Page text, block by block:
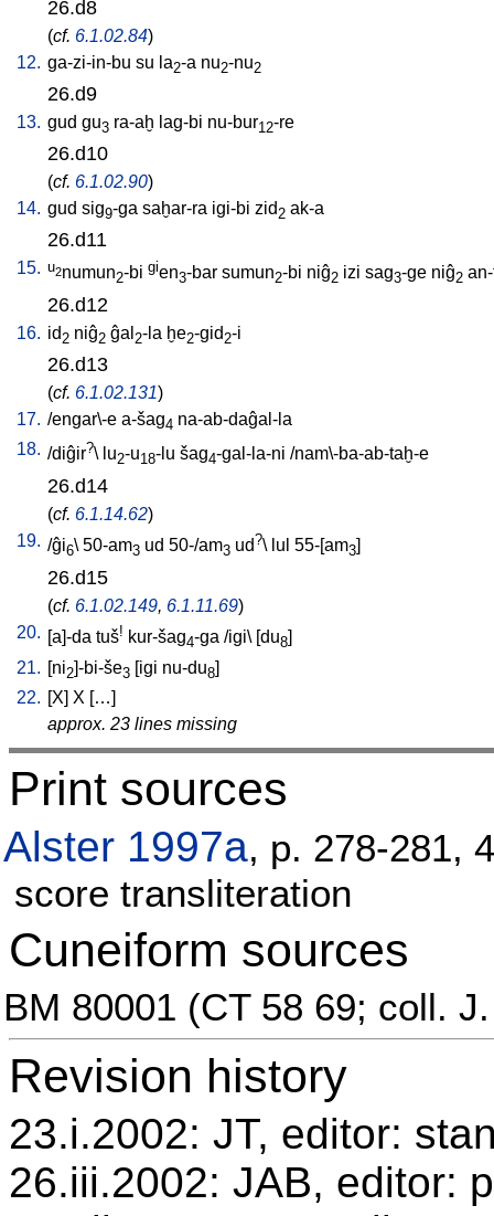
26.d8
(cf. 6.1.02.84)
12. ga-zi-in-bu su la2-a nu2-nu2
26.d9
13. gud gu3 ra-aḫ lag-bi nu-bur12-re
26.d10
(cf. 6.1.02.90)
14. gud sig9-ga saḫar-ra igi-bi zid 2 ak-a
26.d11
15. u2numun2-bi gien3-bar sumun2-bi niĝ2 izi sag3-ge niĝ2
26.d12
16. id 2 niĝ2 ĝal 2-la ḫe2-gid 2-i
26.d13
(cf. 6.1.02.131)
17. /engar\-e a-šag4 na-ab-daĝal-la
18. /diĝir?\ lu2-u18-lu šag4-gal-la-ni /nam\-ba-ab-taḫ-e
26.d14
(cf. 6.1.14.62)
19. /ĝi6\ 50-am3 ud 50-/am3 ud?\ lul 55-[am3]
26.d15
(cf. 6.1.02.149, 6.1.11.69)
20. [a]-da tuš! kur-šag4-ga /igi\ [du8]
21. [ni2]-bi-še3 [igi nu-du8]
22. [X] X […]
approx. 23 lines missing
Print sources
Alster 1997a, p. 278-281,
score transliteration
Cuneiform sources
BM 80001 (CT 58 69; coll.
Revision history
23.i.2002: JT, editor:
26.iii.2002: JAB, editor: